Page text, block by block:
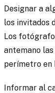
Designar a
los invitados
Los
antemano
perímetro en
Informar al